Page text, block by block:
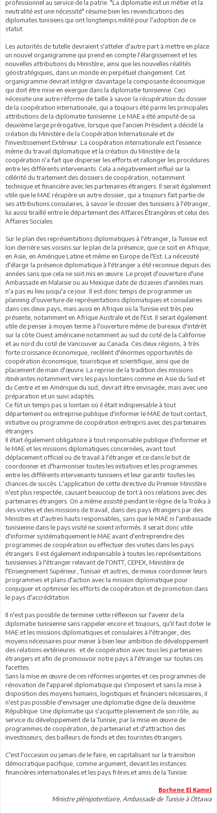
professionnel au service de la patrie. "La diplomatie est un métier et la
neutralité est une nécessité" résume bien les revendications des
diplomates tunisiens qui ont longtemps milité pour l'adoption de ce
statut.
Les autorités de tutelle devraient s'atteler d'autre part à mettre en place
un nouvel organigramme qui prend en compte l'élargissement et les
nouvelles attributions du Ministère, ainsi que les nouvelles réalités
géostratégiques, dans un monde en perpétuel changement. Cet
organigramme devrait intégrer davantage la composante économique
qui doit être mise en exergue dans la diplomatie tunisienne. Ceci
nécessite une autre réforme de taille à savoir la récupération du dossier
de la coopération internationale, qui a toujours été parmi les principales
attributions de la diplomatie tunisienne. Le MAE a été amputé de sa
deuxième large prérogative, lorsque que l'ancien Président a décidé la
création du Ministère de la Coopération Internationale et de
l'investissement Extérieur. La coopération internationale est l'essence
même du travail diplomatique et la création du Ministère de la
coopération n'a fait que disperser les efforts et rallonger les procédures
entre les différents intervenants. Cela a négativement influé sur la
célérité du traitement des dossiers de coopération, notamment
technique et financière avec les partenaires étrangers. Il serait également
utile que le MAE récupère un autre dossier, qui a toujours fait partie de
ses attributions consulaires, à savoir le dossier des tunisiens à l'étranger,
lui aussi tiraillé entre le département des Affaires Étrangères et celui des
Affaires Sociales.
Sur le plan des représentations diplomatiques à l'étranger, la Tunisie est
loin derrière ses voisins sur le plan de la présence, que ce soit en Afrique,
en Asie, en Amérique Latine et même en Europe de l'Est. La nécessité
d'élargir la présence diplomatique à l'étranger a été reconnue depuis des
années sans que cela ne soit mis en œuvre. Le projet d'ouverture d'une
Ambassade en Malaisie ou au Mexique date de dizaines d'années mais
n'a pas eu lieu jusqu'a ce jour. Il est donc temps de programmer un
planning d'ouverture de représentations diplomatiques et consulaires
dans ces deux pays, mais aussi en Afrique où la Tunisie est très peu
présente, notamment en Afrique Australe et de l'Est. Il serait également
utile de penser à moyen terme à l'ouverture même de bureaux d'intérêt
sur la côte Ouest américaine notamment au sud du coté de la Californie
et au nord du coté de Vancouver au Canada. Ces deux régions, à très
forte croissance économique, recèlent d'énormes opportunités de
coopération économique, touristique et scientifique, ainsi que de
placement de main d'œuvre. La reprise de la tradition des missions
itinérantes notamment vers les pays lointains comme en Asie du Sud et
du Centre et en Amérique du sud, devrait être envisagée, mais avec une
préparation et un suivi adaptés.
Ce fût un temps pas si lointain où il était indispensable à tout
département ou entreprise publique d'informer le MAE de tout contact,
initiative ou programme de coopération entrepris avec des partenaires
étrangers.
Il était également obligatoire à tout responsable publique d'informer et
le MAE et les missions diplomatiques concernées, avant tout
déplacement officiel ou de travail à l'étranger et ce dans le but de
coordonner et d'harmoniser toutes les initiatives et les programmes
entre les différents intervenants tunisiens et leur garantir toutes les
chances de succès. L'application de cette directive du Premier Ministère
n'est plus respectée, causant beaucoup de tort à nos relations avec des
partenaires étrangers. On a même assisté pendant le règne de la Troïka à
des visites et des missions de travail, dans des pays étrangers par des
Ministres et d'autres hauts responsables, sans que le MAE ni l'ambassade
tunisienne dans le pays visité ne soient informés. Il serait donc utile
d'informer systématiquement le MAE avant d'entreprendre des
programmes de coopération ou effectuer des visites dans les pays
étrangers. Il est également indispensable à toutes les représentations
tunisiennes à l'étranger relevant de l'ONTT, CEPEX, Ministère de
l'Enseignement Supérieur, Tunisair et autres, de mieux coordonner leurs
programmes et plans d'action avec la mission diplomatique pour
conjuguer et optimiser les efforts de coopération et de promotion dans
le pays d'accréditation.
Il n'est pas possible de terminer cette réflexion sur l'avenir de la
diplomatie tunisienne sans rappeler encore et toujours, qu'il faut doter le
MAE et les missions diplomatiques et consulaires à l'étranger, des
moyens nécessaires pour mener à bien leur ambition de développement
des relations extérieures et de coopération avec tous les partenaires
étrangers et afin de promouvoir notre pays à l'étranger sur toutes ces
facettes.
Sans la mise en œuvre de ces réformes urgentes et ces programmes de
rénovation de l'appareil diplomatique qui s'imposent et sans la mise à
disposition des moyens humains, logistiques et financiers nécessaires, il
n'est pas possible d'envisager une diplomatie digne de la deuxième
République. Une diplomatie qui s'acquitte pleinement de son rôle, au
service du développement de la Tunisie, par la mise en œuvre de
programmes de coopération, de partenariat et d'attraction des
investisseurs, des bailleurs de fonds et des touristes étrangers.
C'est l'occasion ou jamais de le faire, en capitalisant sur la transition
démocratique pacifique, comme argument, devant les instances
financières internationales et les pays frères et amis de la Tunisie.
Borhene El Kamel
Ministre plénipotentiaire, Ambassade de Tunisie à Ottawa